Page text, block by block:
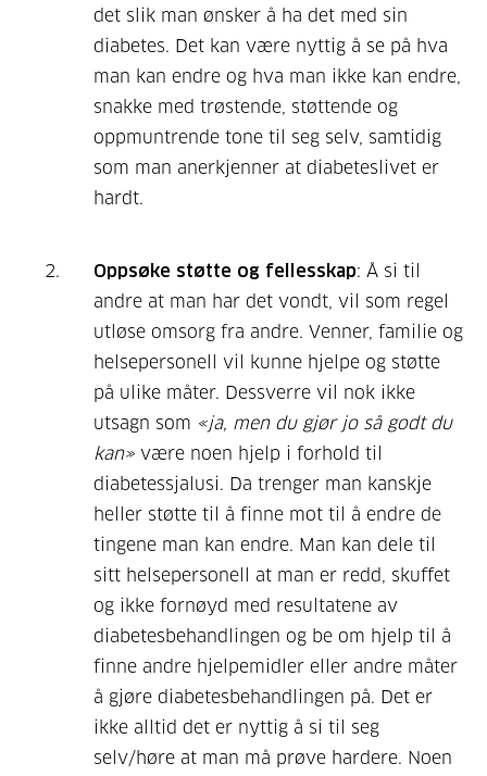
det slik man ønsker å ha det med sin
diabetes. Det kan være nyttig å se på hva
man kan endre og hva man ikke kan endre,
snakke med trøstende, støttende og
oppmuntrende tone til seg selv, samtidig
som man anerkjenner at diabeteslivet er
hardt.
Oppsøke støtte og fellesskap: Å si til
andre at man har det vondt, vil som regel
utløse omsorg fra andre. Venner, familie og
helsepersonell vil kunne hjelpe og støtte
på ulike måter. Dessverre vil nok ikke
utsagn som «ja, men du gjør jo så godt du
kan» være noen hjelp i forhold til
diabetessjalusi. Da trenger man kanskje
heller støtte til å finne mot til å endre de
tingene man kan endre. Man kan dele til
sitt helsepersonell at man er redd, skuffet
og ikke fornøyd med resultatene av
diabetesbehandlingen og be om hjelp til å
finne andre hjelpemidler eller andre måter
å gjøre diabetesbehandlingen på. Det er
ikke alltid det er nyttig å si til seg
selv/høre at man må prøve hardere. Noen